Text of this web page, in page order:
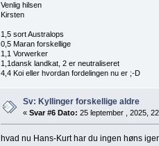
Venlig hilsen
Kirsten
1,5 sort Australops
0,5 Maran forskellige
1,1 Vorwerker
1,1dansk landkat, 2 er neutraliseret
4,4 Koi eller hvordan fordelingen nu er ;-D
Sv: Kyllinger forskellige aldre
« Svar #6 Dato: 25 ſeptember , 2025,
hvad nu Hans-Kurt har du ingen høns